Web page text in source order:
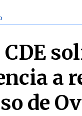
a
de